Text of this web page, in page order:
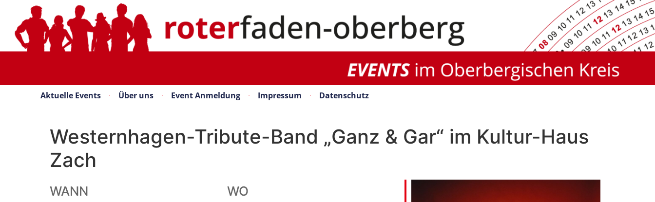
Aktuelle Events Über uns Event Anmeldung Impressum Datenschutz
Westernhagen-Tribute-Band „Ganz & Gar“ im Kultur-Haus
Zach
WANN WO